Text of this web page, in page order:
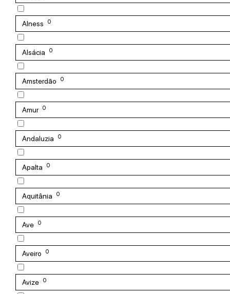
Alness 0
Alsácia 0
Amsterdão 0
Amur 0
Andaluzia 0
Apalta 0
Aquitânia 0
Ave 0
Aveiro 0
Avize 0